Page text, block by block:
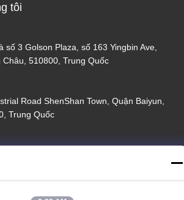
tôi
số 3 Golson Plaza, số 163 Yingbin Ave,
510800, Trung Quốc
Road ShenShan Town, Quận Baiyun,
Trung Quốc